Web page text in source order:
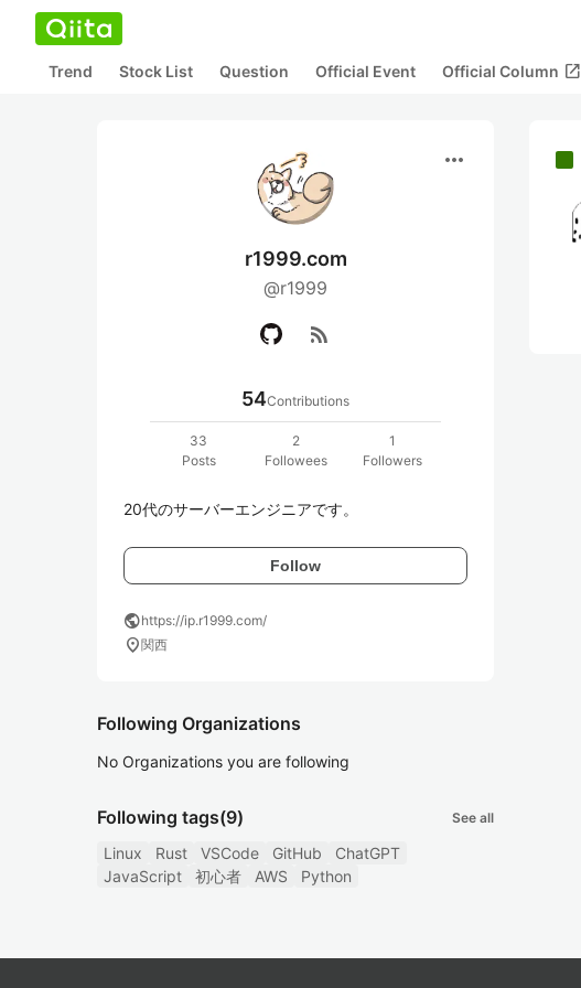
Trend Stock List Question Official Event Official Column open_in_new
more_horiz
r1999.com
@r1999
rss_feed
54Contributions
33
Posts
2
Followees
1
Followers
20代のサーバーエンジニアです。
Follow
publichttps://ip.r1999.com/
location_on関西
Following Organizations
No Organizations you are following
Following tags(9) See all
Linux Rust VSCode GitHub
ChatGPT
JavaScript
初心者 AWS Python